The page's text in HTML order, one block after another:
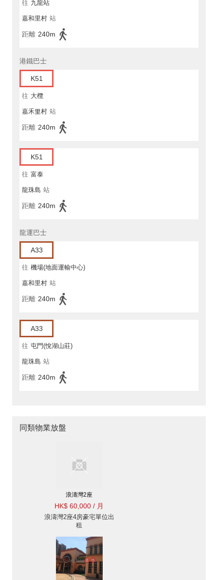
往 九龍站
嘉和里村 站
距離 240m
港鐵巴士
K51
往 大欖
嘉禾里村 站
距離 240m
K51
往 富泰
龍珠島 站
距離 240m
龍運巴士
A33
往 機場(地面運輸中心)
嘉和里村 站
距離 240m
A33
往 屯門(悅湖山莊)
龍珠島 站
距離 240m
同類物業放盤
浪濤灣2座
HK$ 60,000 / 月
浪濤灣2座4房豪宅單位出
租